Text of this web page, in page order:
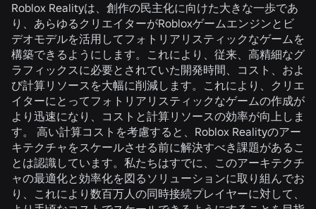
Roblox Realityは、創作の民主化に向けた大きな一歩であ
り、あらゆるクリエイターがRobloxゲームエンジンとビ
デオモデルを活用してフォトリアリスティックなゲームを
構築できるようにします。これにより、従来、高精細なグ
ラフィックスに必要とされていた開発時間、コスト、およ
び計算リソースを大幅に削減します。これにより、クリエ
イターにとってフォトリアリスティックなゲームの作成が
より迅速になり、コストと計算リソースの効率が向上しま
す。 高い計算コストを考慮すると、Roblox Realityのアー
キテクチャをスケールさせる前に解決すべき課題があるこ
とは認識しています。私たちはすでに、このアーキテクチ
ャの最適化と効率化を図るソリューションに取り組んでお
り、これにより数百万人の同時接続プレイヤーに対して、